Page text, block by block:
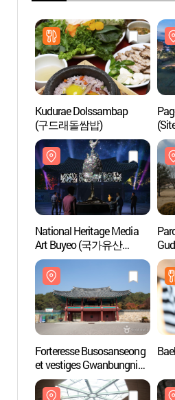
Kudurae Dolssambap
(구드래돌쌈밥)
오
세
National Heritage Media
Art Buyeo (국가유산
미디어아트 부여)
(구
Forteresse Busosanseong
et vestiges Gwanbungni
(patrimoine de l'Unesco) -
관북리유적과 부소산성